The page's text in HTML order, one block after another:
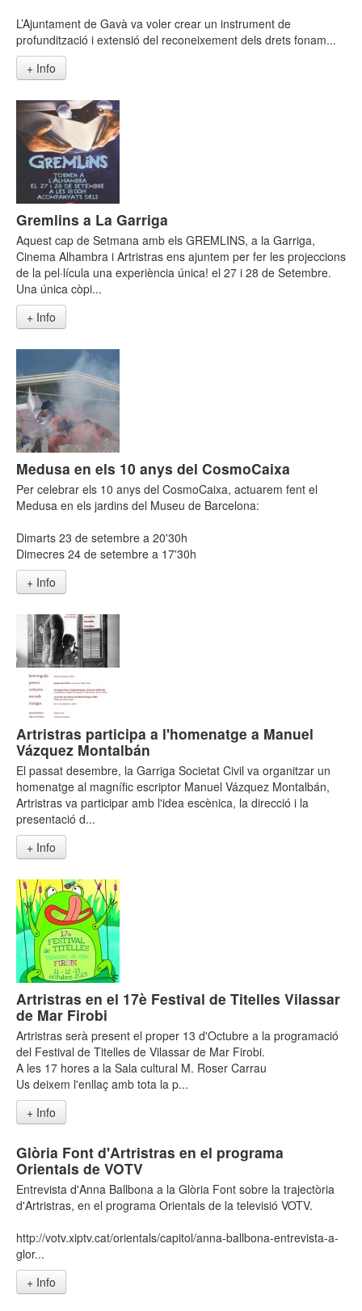
L’Ajuntament de Gavà va voler crear un instrument de
profundització i extensió del reconeixement dels drets fonam...
+ Info
Gremlins a La Garriga
Aquest cap de Setmana amb els GREMLINS, a la Garriga,
Cinema Alhambra i Artristras ens ajuntem per fer les projeccions
de la pel·lícula una experiència única! el 27 i 28 de Setembre.
Una única còpi...
+ Info
Medusa en els 10 anys del CosmoCaixa
Per celebrar els 10 anys del CosmoCaixa, actuarem fent el
Medusa en els jardins del Museu de Barcelona:
Dimarts 23 de setembre a 20'30h
Dimecres 24 de setembre a 17'30h
+ Info
Artristras participa a l'homenatge a Manuel
Vázquez Montalbán
El passat desembre, la Garriga Societat Civil va organitzar un
homenatge al magnífic escriptor Manuel Vázquez Montalbán,
Artristras va participar amb l'idea escènica, la direcció i la
presentació d...
+ Info
Artristras en el 17è Festival de Titelles Vilassar
de Mar Firobi
Artristras serà present el proper 13 d'Octubre a la programació
del Festival de Titelles de Vilassar de Mar Firobi.
A les 17 hores a la Sala cultural M. Roser Carrau
Us deixem l'enllaç amb tota la p...
+ Info
Glòria Font d'Artristras en el programa
Orientals de VOTV
Entrevista d'Anna Ballbona a la Glòria Font sobre la trajectòria
d'Artristras, en el programa Orientals de la televisió VOTV.
http://votv.xiptv.cat/orientals/capitol/anna-ballbona-entrevista-a-
glor...
+ Info